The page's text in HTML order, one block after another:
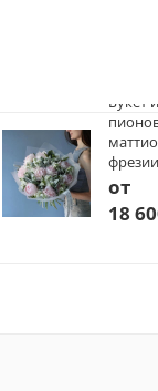
Букет
фрезии
от
18